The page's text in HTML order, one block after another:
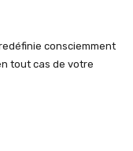
consciemment
tout cas de votre